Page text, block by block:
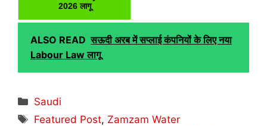
2026 लागू
ALSO READ सऊदी अरब में सप्लाई कंपनियों के लिए नया
Labour Law लागू
Categories
Saudi
Tags
Featured Post, Zamzam Water